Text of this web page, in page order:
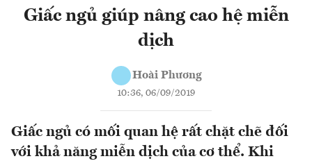
Giấc ngủ giúp nâng cao hệ miễn
dịch
Hoài Phương
10:36, 06/09/2019
Giấc ngủ có mối quan hệ rất chặt chẽ đối
với khả năng miễn dịch của cơ thể. Khi